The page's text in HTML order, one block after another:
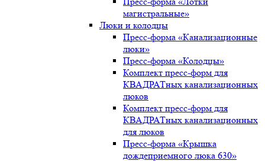
магистральные»
Люки и колодцы
Пресс-форма «Канализационные
люки»
Пресс-форма «Колодцы»
Комплект пресс-форм для
КВАДРАТных канализационных
люков
Комплект пресс-форм для
КВАДРАТных канализационных
для люков
Пресс-форма «Крышка
дождеприемного люка 630»